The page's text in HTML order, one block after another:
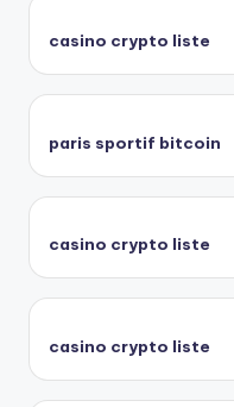
casino crypto liste
paris sportif bitcoin
casino crypto liste
casino crypto liste